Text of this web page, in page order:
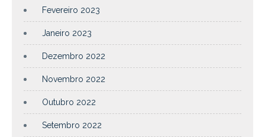
Fevereiro 2023
Janeiro 2023
Dezembro 2022
Novembro 2022
Outubro 2022
Setembro 2022